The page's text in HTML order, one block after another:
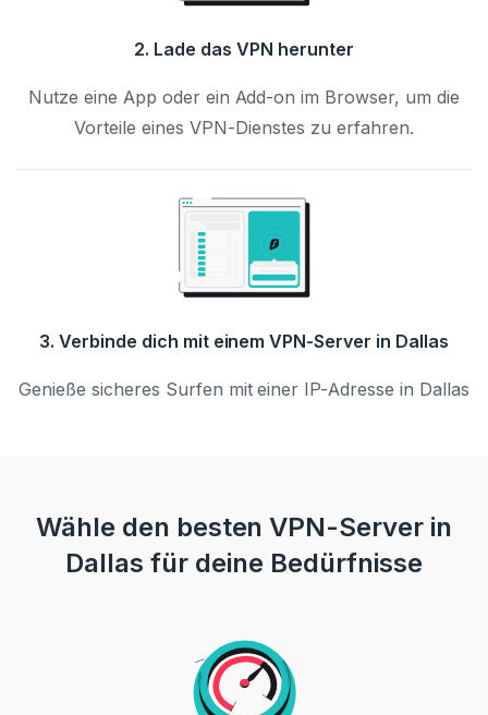
2. Lade das VPN herunter
Nutze eine App oder ein Add-on im Browser, um die
Vorteile eines VPN-Dienstes zu erfahren.
3. Verbinde dich mit einem VPN-Server in Dallas
Genieße sicheres Surfen mit einer IP-Adresse in Dallas
Wähle den besten VPN-Server in
Dallas für deine Bedürfnisse